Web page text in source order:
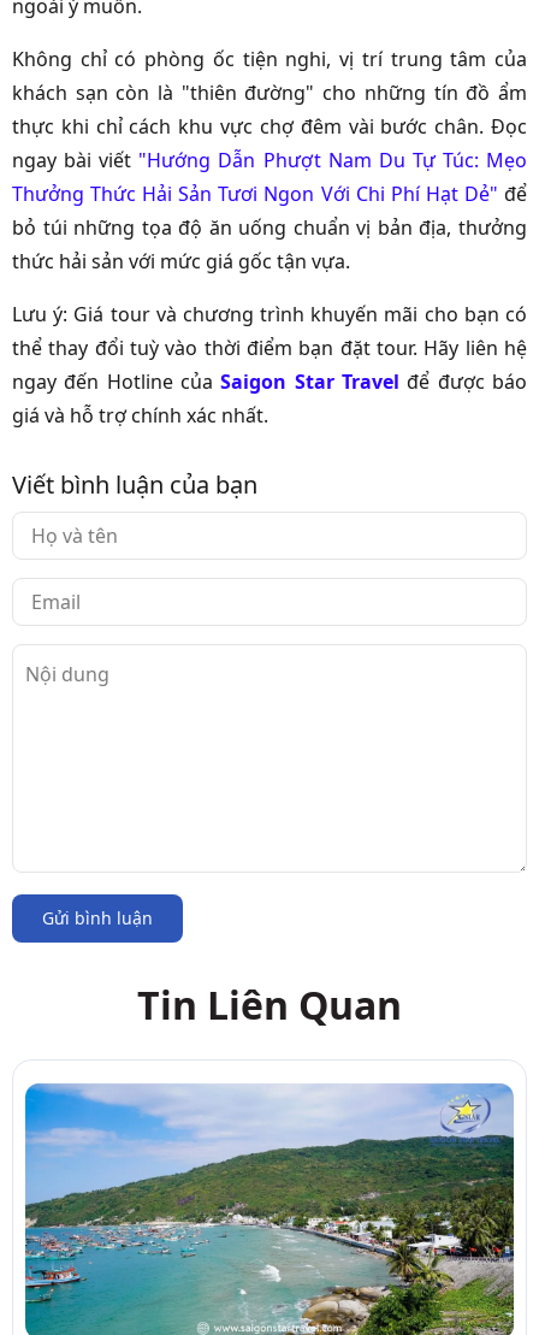
ngoài ý muốn.
Không chỉ có phòng ốc tiện nghi, vị trí trung tâm của
khách sạn còn là "thiên đường" cho những tín đồ ẩm
thực khi chỉ cách khu vực chợ đêm vài bước chân. Đọc
ngay bài viết "Hướng Dẫn Phượt Nam Du Tự Túc: Mẹo
Thưởng Thức Hải Sản Tươi Ngon Với Chi Phí Hạt Dẻ" để
bỏ túi những tọa độ ăn uống chuẩn vị bản địa, thưởng
thức hải sản với mức giá gốc tận vựa.
Lưu ý: Giá tour và chương trình khuyến mãi cho bạn có
thể thay đổi tuỳ vào thời điểm bạn đặt tour. Hãy liên hệ
ngay đến Hotline củaSaigon Star Travel để được báo
giá và hỗ trợ chính xác nhất.
Viết bình luận của bạn
Gửi bình luận
Tin Liên Quan